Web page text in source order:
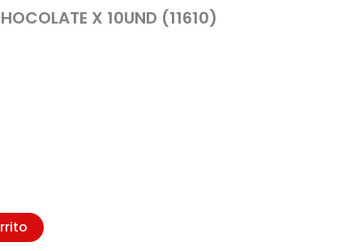
X 10UND (11610)